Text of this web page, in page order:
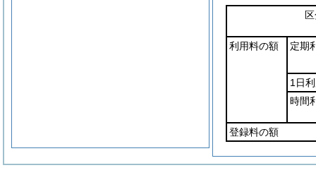
利用料の額 定期
1日
時間
登録料の額